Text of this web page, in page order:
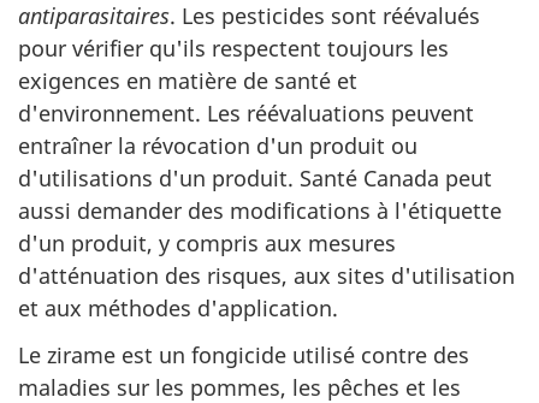
antiparasitaires. Les pesticides sont réévalués
pour vérifier qu'ils respectent toujours les
exigences en matière de santé et
d'environnement. Les réévaluations peuvent
entraîner la révocation d'un produit ou
d'utilisations d'un produit. Santé Canada peut
aussi demander des modifications à l'étiquette
d'un produit, y compris aux mesures
d'atténuation des risques, aux sites d'utilisation
et aux méthodes d'application.
Le zirame est un fongicide utilisé contre des
maladies sur les pommes, les pêches et les